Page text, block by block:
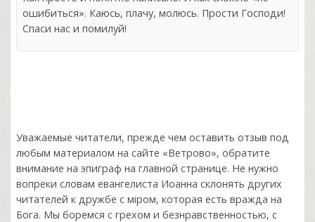
ошибиться». Каюсь, плачу, молюсь. Прости Господи!
Спаси нас и помилуй!
Уважаемые читатели, прежде чем оставить отзыв под
любым материалом на сайте «Ветрово», обратите
внимание на эпиграф на главной странице. Не нужно
вопреки словам евангелиста Иоанна склонять других
читателей к дружбе с мiром, которая есть вражда на
Бога. Мы боремся с грехом и без­нрав­ствен­ностью, с